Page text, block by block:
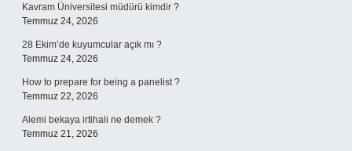
Kavram Üniversitesi müdürü kimdir ?
Temmuz 24, 2026
28 Ekim’de kuyumcular açık mı ?
Temmuz 24, 2026
How to prepare for being a panelist ?
Temmuz 22, 2026
Alemi bekaya irtihali ne demek ?
Temmuz 21, 2026